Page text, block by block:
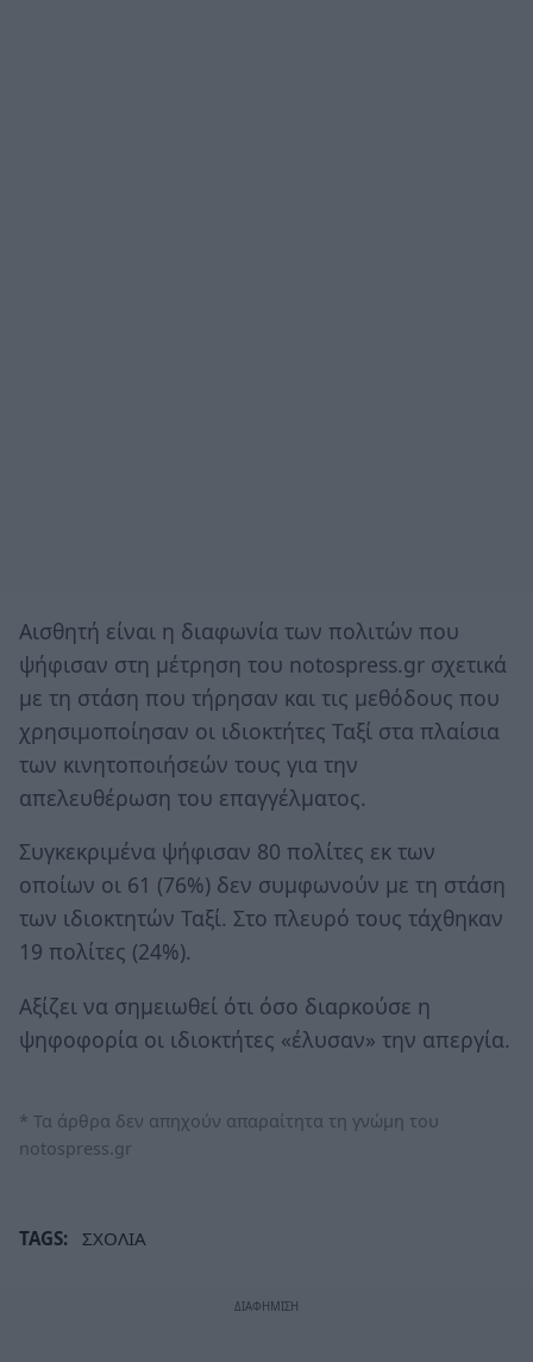
Αισθητή είναι η διαφωνία των πολιτών που
ψήφισαν στη μέτρηση του notospress.gr σχετικά
με τη στάση που τήρησαν και τις μεθόδους που
χρησιμοποίησαν οι ιδιοκτήτες Ταξί στα πλαίσια
των κινητοποιήσεών τους για την
απελευθέρωση του επαγγέλματος.
Συγκεκριμένα ψήφισαν 80 πολίτες εκ των
οποίων οι 61 (76%) δεν συμφωνούν με τη στάση
των ιδιοκτητών Ταξί. Στο πλευρό τους τάχθηκαν
19 πολίτες (24%).
Αξίζει να σημειωθεί ότι όσο διαρκούσε η
ψηφοφορία οι ιδιοκτήτες «έλυσαν» την απεργία.
* Τα άρθρα δεν απηχούν απαραίτητα τη γνώμη του
notospress.gr
TAGS: ΣΧΟΛΙΑ